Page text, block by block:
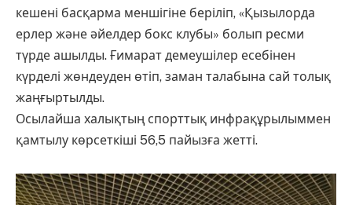
кешені басқарма меншігіне беріліп, «Қызылорда
ерлер және әйелдер бокс клубы» болып ресми
түрде ашылды. Ғимарат демеушілер есебінен
күрделі жөндеуден өтіп, заман талабына сай толық
жаңғыртылды.
Осылайша халықтың спорттық инфрақұрылыммен
қамтылу көрсеткіші 56,5 пайызға жетті.